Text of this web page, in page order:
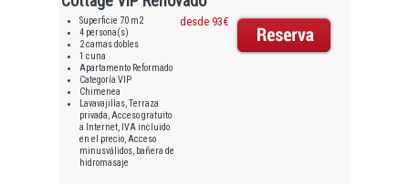
Superficie 70 m2
4 persona(s)
2 camas dobles
1 cuna
Apartamento Reformado
Categoría VIP
Chimenea
Lavavajillas, Terraza
privada, Acceso gratuito
a Internet, IVA incluido
en el precio, Acceso
minusválidos, bañera de
hidromasaje
desde 93€